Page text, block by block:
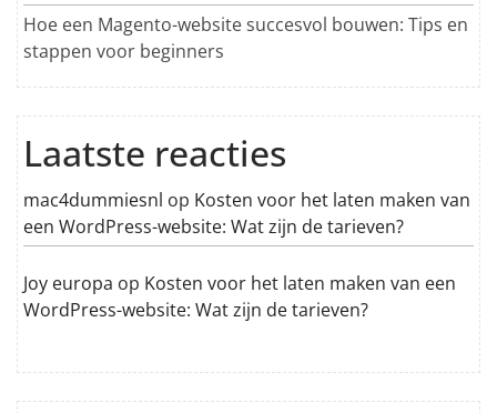
Hoe een Magento-website succesvol bouwen: Tips en
stappen voor beginners
Laatste reacties
mac4dummiesnl op Kosten voor het laten maken van
een WordPress-website: Wat zijn de tarieven?
Joy europa op Kosten voor het laten maken van een
WordPress-website: Wat zijn de tarieven?